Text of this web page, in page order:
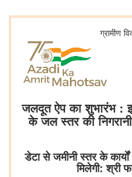
ग्रामीण
जलदूत ऐप का शुभारंभ :
के जल स्तर की
डेटा से जमीनी स्तर के
मिलेगी: श्री